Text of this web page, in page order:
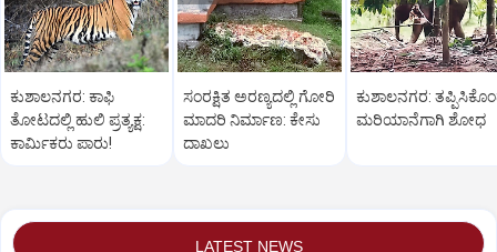
ಕುಶಾಲನಗರ: ಕಾಫಿ
ತೋಟದಲ್ಲಿ ಹುಲಿ ಪ್ರತ್ಯಕ್ಷ:
ಕಾರ್ಮಿಕರು ಪಾರು!
ಸಂರಕ್ಷಿತ ಅರಣ್ಯದಲ್ಲಿ ಗೋರಿ
ಮಾದರಿ ನಿರ್ಮಾಣ: ಕೇಸು
ದಾಖಲು
ಕುಶಾಲನಗರ:
ಮರಿಯಾನೆಗಾಗಿ ಶೋಧ
LATEST NEWS